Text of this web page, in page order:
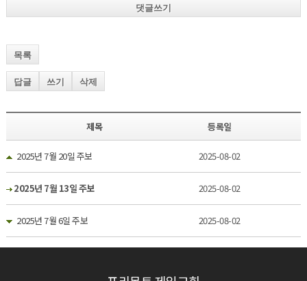
댓글쓰기
목록
답글 쓰기 삭제
제목 등록일
2025년 7월 20일 주보 2025-08-02
2025년 7월 13일 주보 2025-08-02
2025년 7월 6일 주보 2025-08-02